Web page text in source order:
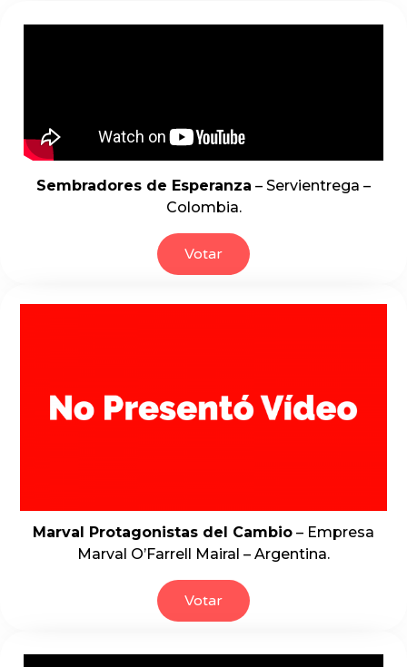
Sembradores de Esperanza – Servientrega –
Colombia.
Votar
Marval Protagonistas del Cambio – Empresa
Marval O’Farrell Mairal – Argentina.
Votar